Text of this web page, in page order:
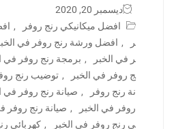
ديسمبر 20, 2020
افضل ميكانيكي رنج روفر
,
ر
, افضل ورشة رنج روفر في
ر في الخبر
, برمجة رنج روفر في
ج روفر في الخبر
, توضيب رنج
نة رنج روفر
, صيانة رنج روفر في
روفر في الخبر
, صيانة رنج روفر
ي رنج روفر في الخبر
, كهربائي